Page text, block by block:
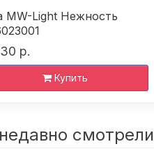
MW-Light Нежность
р.
Купить
смотрели